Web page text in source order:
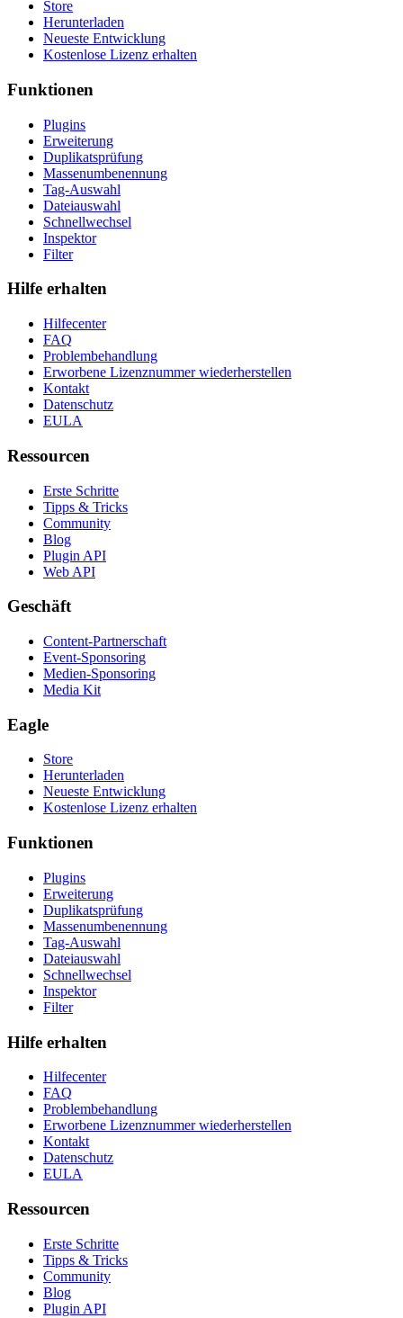
Store
Herunterladen
Neueste Entwicklung
Kostenlose Lizenz erhalten
Funktionen
Plugins
Erweiterung
Duplikatsprüfung
Massenumbenennung
Tag-Auswahl
Dateiauswahl
Schnellwechsel
Inspektor
Filter
Hilfe erhalten
Hilfecenter
FAQ
Problembehandlung
Erworbene Lizenznummer wiederherstellen
Kontakt
Datenschutz
EULA
Ressourcen
Erste Schritte
Tipps & Tricks
Community
Blog
Plugin API
Web API
Geschäft
Content-Partnerschaft
Event-Sponsoring
Medien-Sponsoring
Media Kit
Eagle
Store
Herunterladen
Neueste Entwicklung
Kostenlose Lizenz erhalten
Funktionen
Plugins
Erweiterung
Duplikatsprüfung
Massenumbenennung
Tag-Auswahl
Dateiauswahl
Schnellwechsel
Inspektor
Filter
Hilfe erhalten
Hilfecenter
FAQ
Problembehandlung
Erworbene Lizenznummer wiederherstellen
Kontakt
Datenschutz
EULA
Ressourcen
Erste Schritte
Tipps & Tricks
Community
Blog
Plugin API